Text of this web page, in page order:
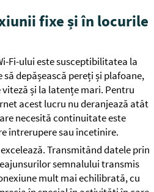
fixe și în locurile
Fi-ului este susceptibilitatea la
depășească pereți și plafoane,
și la latențe mari. Pentru
acest lucru nu deranjează atât
necesită continuitate este
întrerupere sau încetinire.
Transmitând datele prin
semnalului transmis
mult mai echilibrată, cu